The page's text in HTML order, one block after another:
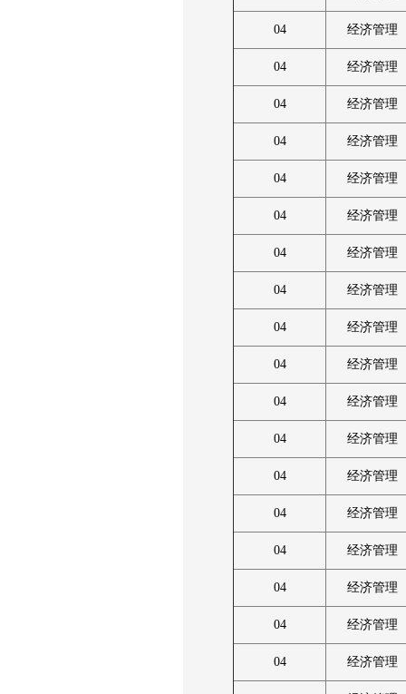
04 经济管理
04 经济管理
04 经济管理
04 经济管理
04 经济管理
04 经济管理
04 经济管理
04 经济管理
04 经济管理
04 经济管理
04 经济管理
04 经济管理
04 经济管理
04 经济管理
04 经济管理
04 经济管理
04 经济管理
04 经济管理